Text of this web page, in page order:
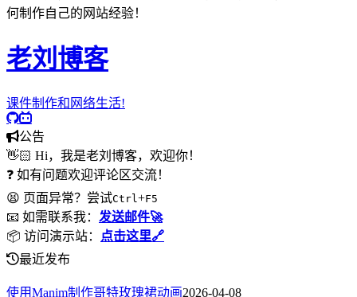
何制作自己的网站经验！
老刘博客
课件制作和网络生活!
公告
👋🏻 Hi，我是老刘博客，欢迎你！
❓ 如有问题欢迎评论区交流！
😫 页面异常？尝试Ctrl +F5
📧 如需联系我： 发送邮件🚀
📦 访问演示站：
点击这里🔗
最近发布
使用Manim制作哥特玫瑰裙动画2026-04-08